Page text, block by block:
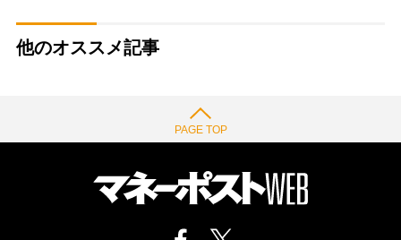
他のオススメ記事
PAGE TOP